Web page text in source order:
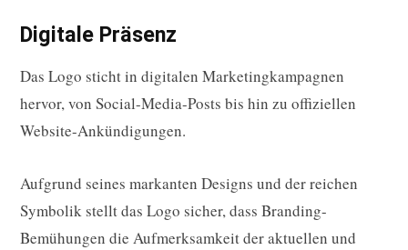
Digitale Präsenz
Das Logo sticht in digitalen Marketingkampagnen
hervor, von Social-Media-Posts bis hin zu offiziellen
Website-Ankündigungen.
Aufgrund seines markanten Designs und der reichen
Symbolik stellt das Logo sicher, dass Branding-
Bemühungen die Aufmerksamkeit der aktuellen und